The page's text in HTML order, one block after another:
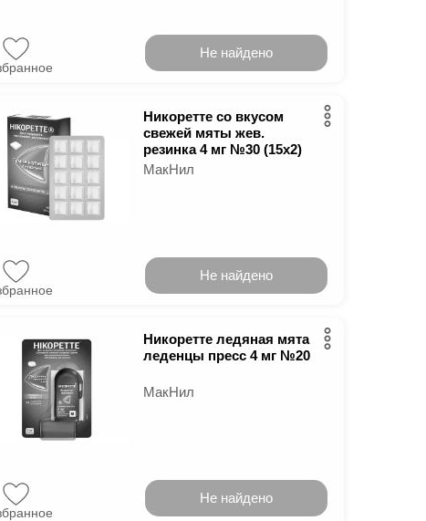
Не найдено
Никоретте со вкусом
свежей мяты жев.
резинка 4 мг №30 (15х2)
МакНил
Не найдено
Никоретте ледяная мята
леденцы пресс 4 мг №20
МакНил
Не найдено